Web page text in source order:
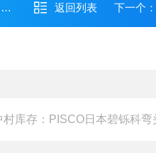
返回列表 下一个：